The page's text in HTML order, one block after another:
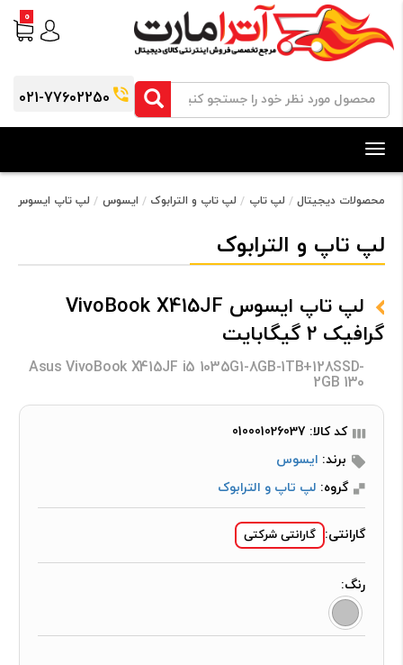
021-77602250
0
Toggle
navigation
محصولات دیجیتال لپ تاپ لپ تاپ و الترابوک ایسوس لپ تاپ ایسوس VivoBook X415JF گرافیک 2 گیگابایت
لپ تاپ و الترابوک
لپ تاپ ایسوس VivoBook X415JF
گرافیک 2 گیگابایت
Asus VivoBook X415JF i5 1035G1-8GB-1TB+128SSD-
2GB 130
کد کالا: 010001026037
برند: ایسوس
گروه: لپ تاپ و الترابوک
گارانتی: گارانتی شرکتی
رنگ: